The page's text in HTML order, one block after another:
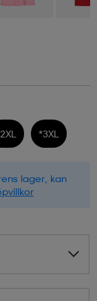
2XL *3XL
lager, kan